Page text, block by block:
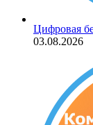
Цифровая
03.08.2026